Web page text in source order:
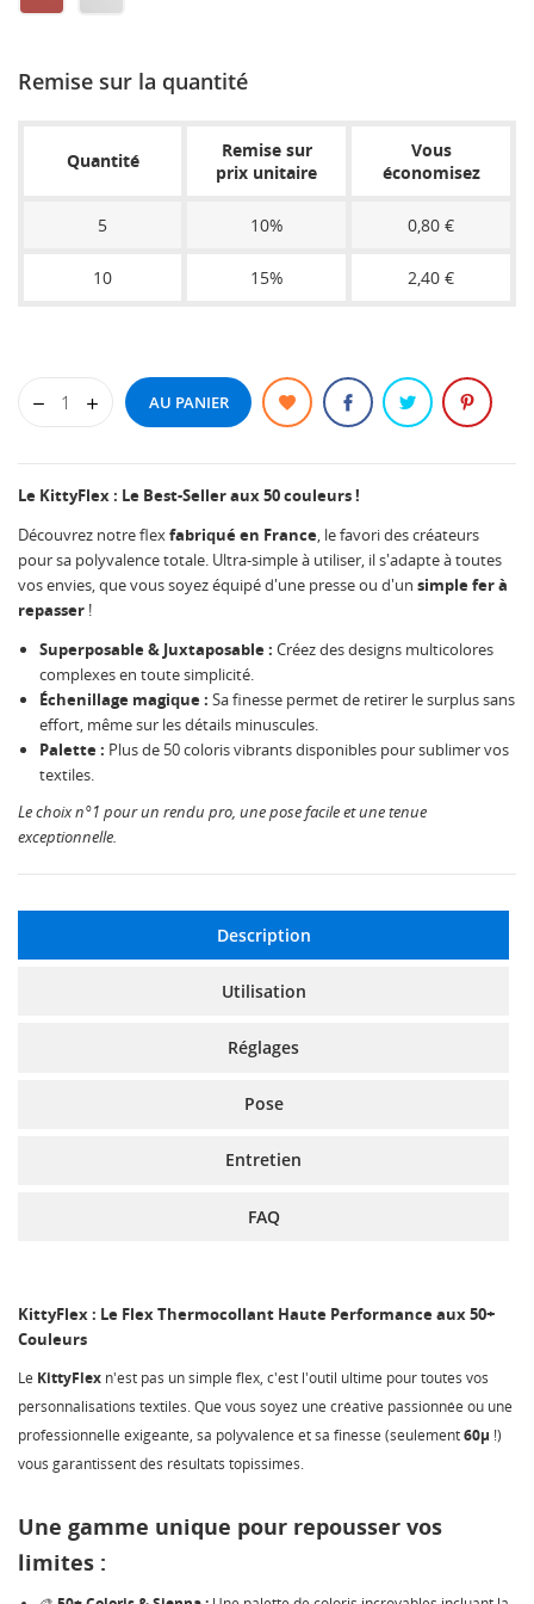
PINK
YELLOW
SIENNACLEAR
Remise sur la quantité
Quantité
Remise sur
prix unitaire
Vous
économisez
5 10% 0,80 €
10 15% 2,40 €
AU PANIER
Le KittyFlex : Le Best-Seller aux 50 couleurs !
Découvrez notre flexfabriqué en France, le favori des créateurs
pour sa polyvalence totale. Ultra-simple à utiliser, il s'adapte à toutes
vos envies, que vous soyez équipé d'une presse ou d'un simple fer à
repasser !
Superposable & Juxtaposable : Créez des designs multicolores
complexes en toute simplicité.
Échenillage magique : Sa finesse permet de retirer le surplus sans
effort, même sur les détails minuscules.
Palette : Plus de 50 coloris vibrants disponibles pour sublimer vos
textiles.
Le choix n°1 pour un rendu pro, une pose facile et une tenue
exceptionnelle.
Description
Utilisation
Réglages
Pose
Entretien
FAQ
KittyFlex : Le Flex Thermocollant Haute Performance aux 50+
Couleurs
Le KittyFlex n'est pas un simple flex, c'est l'outil ultime pour toutes vos
personnalisations textiles. Que vous soyez une créative passionnée ou une
professionnelle exigeante, sa polyvalence et sa finesse (seulement60µ !)
vous garantissent des résultats topissimes.
Une gamme unique pour repousser vos
limites :
CRÉER UNE LISTE D'ENVIES
CONNEXION